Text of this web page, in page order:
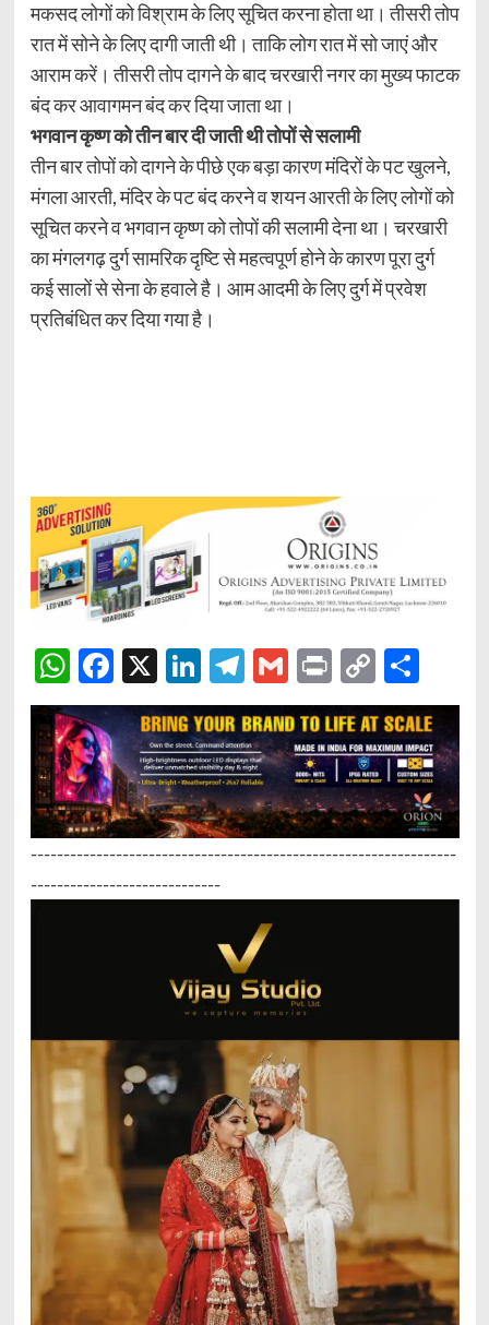
मकसद लोगों को विश्राम के लिए सूचित करना होता था। तीसरी तोप
रात में सोने के लिए दागी जाती थी। ताकि लोग रात में सो जाएं और
आराम करें। तीसरी तोप दागने के बाद चरखारी नगर का मुख्य फाटक
बंद कर आवागमन बंद कर दिया जाता था।
भगवान कृष्ण को तीन बार दी जाती थी तोपों से सलामी
तीन बार तोपों को दागने के पीछे एक बड़ा कारण मंदिरों के पट खुलने,
मंगला आरती, मंदिर के पट बंद करने व शयन आरती के लिए लोगों को
सूचित करने व भगवान कृष्ण को तोपों की सलामी देना था। चरखारी
का मंगलगढ़ दुर्ग सामरिक दृष्टि से महत्वपूर्ण होने के कारण पूरा दुर्ग
कई सालों से सेना के हवाले है। आम आदमी के लिए दुर्ग में प्रवेश
प्रतिबंधित कर दिया गया है।
WhatsApp
Facebook
X LinkedIn
Telegram
Gmail
Print
Copy
Link
-----------------------------------------------------------------
-----------------------------